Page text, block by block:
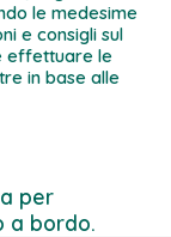
le medesime
e consigli sul
effettuare le
in base alle
per
a bordo.